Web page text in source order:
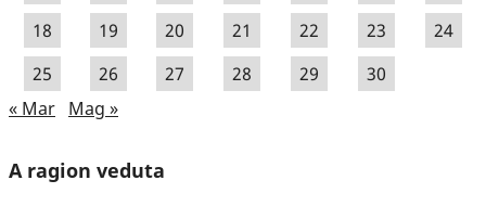
18
19 20 21 22 23
24
25
26 27 28 29
30
« Mar Mag »
A ragion veduta